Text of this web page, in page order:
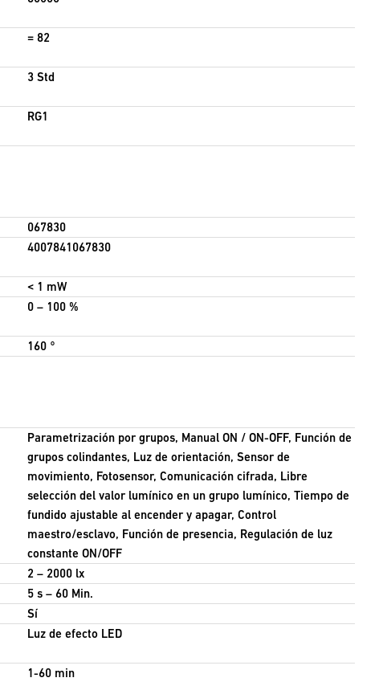
= 82
3 Std
RG1
067830
4007841067830
< 1 mW
0 – 100 %
160 °
Parametrización por grupos, Manual ON / ON-OFF, Función de
grupos colindantes, Luz de orientación, Sensor de
movimiento, Fotosensor, Comunicación cifrada, Libre
selección del valor lumínico en un grupo lumínico, Tiempo de
fundido ajustable al encender y apagar, Control
maestro/esclavo, Función de presencia, Regulación de luz
constante ON/OFF
2 – 2000 lx
5 s – 60 Min.
Sí
Luz de efecto LED
1-60 min